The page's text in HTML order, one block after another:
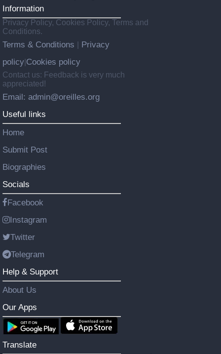
Information
Privacy Policy, Cookies Policy, Terms and
Conditions.
Terms & Conditions
Privacy
policy Cookies policy
Contact us: Feedback is very much
appreciated!
Email: admin@oreilles.org
Useful links
Home
Submit Post
Biographies
Socials
Facebook
Instagram
Twitter
Telegram
Help & Support
About Us
Our Apps
Translate